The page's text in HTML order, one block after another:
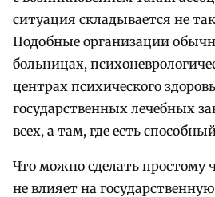
ситуация складывается не
Подобные организации
больницах,
центрах психического
государственных лечебных
всех, а там, где есть
Что можно сделать простому
не влияет на